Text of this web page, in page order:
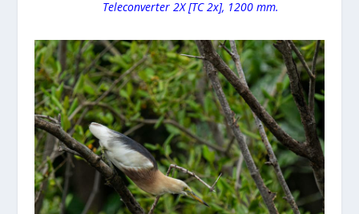
Teleconverter 2X [TC 2x], 1200 mm.